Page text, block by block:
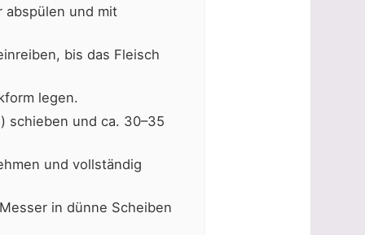
abspülen und mit
bis das Fleisch
legen.
schieben und ca. 30–35
und vollständig
in dünne Scheiben